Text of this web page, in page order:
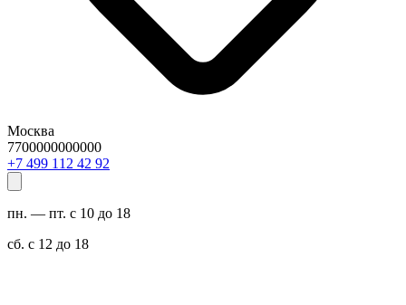
Москва
7700000000000
29 24 211 994 7+
пн. — пт. с 10 до 18
сб. с 12 до 18